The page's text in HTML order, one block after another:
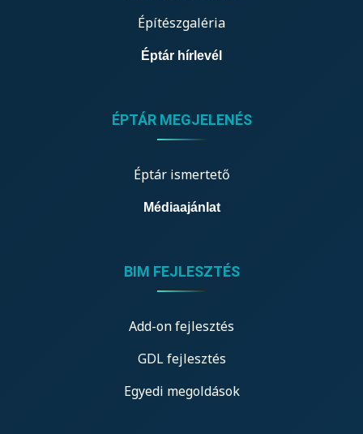
Építészgaléria
Éptár hírlevél
ÉPTÁR MEGJELENÉS
Éptár ismertető
Médiaajánlat
BIM FEJLESZTÉS
Add-on fejlesztés
GDL fejlesztés
Egyedi megoldások